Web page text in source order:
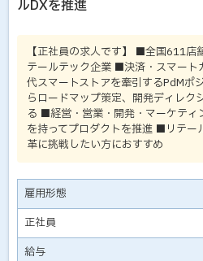
ルDXを推進
【正社員の求人です】 ■全国611店
テールテック企業 ■決済・スマート
代スマートストアを牽引するPdM
らロードマップ策定、開発ディレク
る ■経営・営業・開発・マーケティ
を持ってプロダクトを推進 ■リテー
革に挑戦したい方におすすめ
雇用形態
正社員
給与